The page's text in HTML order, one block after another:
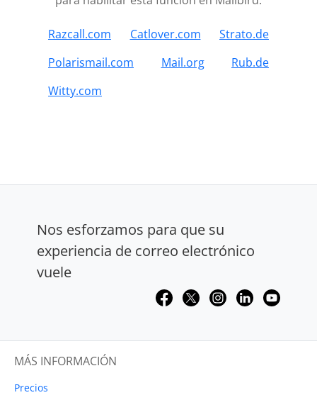
Razcall.com Catlover.com
Strato.de
Polarismail.com
Mail.org
Rub.de
Witty.com
Nos esforzamos para que su
experiencia de correo electrónico
vuele
MÁS INFORMACIÓN
Precios